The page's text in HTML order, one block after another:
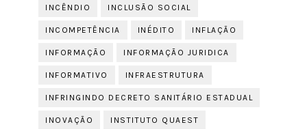
INCÊNDIO INCLUSÃO SOCIAL
INCOMPETÊNCIA INÉDITO INFLAÇÃO
INFORMAÇÃO INFORMAÇÃO JURIDICA
INFORMATIVO INFRAESTRUTURA
INFRINGINDO DECRETO SANITÁRIO ESTADUAL
INOVAÇÃO INSTITUTO QUAEST